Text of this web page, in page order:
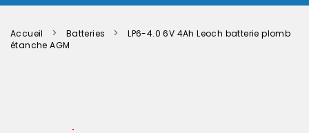
Accueil Batteries
LP6-4.0 6V 4Ah Leoch batterie plomb
étanche AGM